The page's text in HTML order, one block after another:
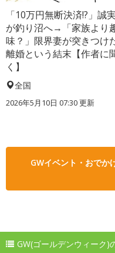
「10万円無断決済!?」誠
が釣り沼へ→「家族より
味？」限界妻が突きつけ
離婚という結末【作者に
く】
全国
2026年5月10日 07:30 更新
GWイベント・おでか
GW(ゴールデンウィーク)